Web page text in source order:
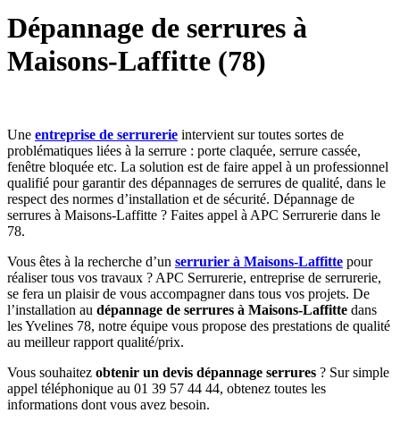
Dépannage de serrures à
Maisons-Laffitte (78)
Une entreprise de serrurerie intervient sur toutes sortes de
problématiques liées à la serrure : porte claquée, serrure cassée,
fenêtre bloquée etc. La solution est de faire appel à un professionnel
qualifié pour garantir des dépannages de serrures de qualité, dans le
respect des normes d’installation et de sécurité. Dépannage de
serrures à Maisons-Laffitte ? Faites appel à APC Serrurerie dans le
78.
Vous êtes à la recherche d’un serrurier à Maisons-Laffitte pour
réaliser tous vos travaux ? APC Serrurerie, entreprise de serrurerie,
se fera un plaisir de vous accompagner dans tous vos projets. De
l’installation au dépannage de serrures à Maisons-Laffitte dans
les Yvelines 78, notre équipe vous propose des prestations de qualité
au meilleur rapport qualité/prix.
Vous souhaitez obtenir un devis dépannage serrures ? Sur simple
appel téléphonique au 01 39 57 44 44, obtenez toutes les
informations dont vous avez besoin.